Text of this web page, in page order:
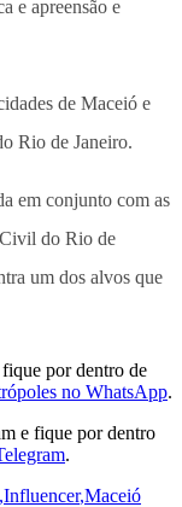
e apreensão e
de Maceió e
Rio de Janeiro.
em conjunto com as
do Rio de
um dos alvos que
por dentro de
no WhatsApp.
e fique por dentro
.
,Influencer,Maceió